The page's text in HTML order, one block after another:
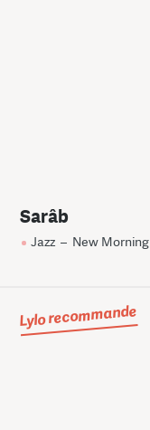
Sarâb
Jazz – New Morning
Lylo recommande